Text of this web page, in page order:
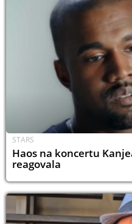
STARS
Haos na koncertu
reagovala